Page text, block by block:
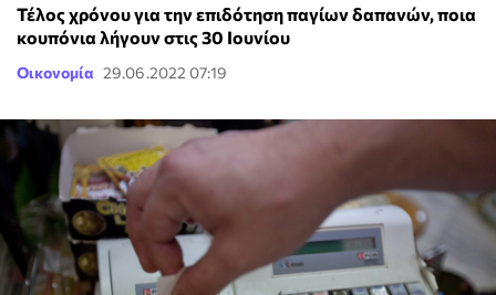
Τέλος χρόνου για την επιδότηση παγίων δαπανών, ποια
κουπόνια λήγουν στις 30 Ιουνίου
Οικονομία 29.06.2022 07:19